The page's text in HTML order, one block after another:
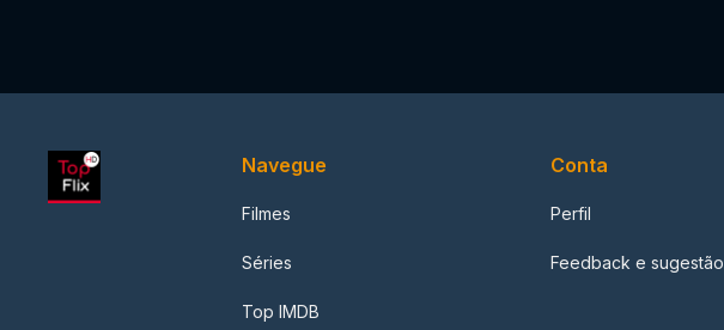
Navegue
Filmes
Séries
Top IMDB
Conta
Perfil
Feedback e sugestão